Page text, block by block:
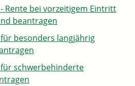
Rente bei vorzeitigem Eintritt
beantragen
besonders langjährig
schwerbehinderte